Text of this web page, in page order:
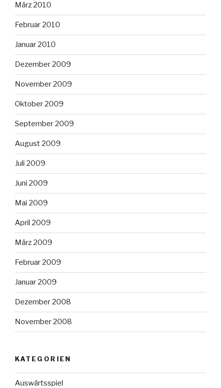
März 2010
Februar 2010
Januar 2010
Dezember 2009
November 2009
Oktober 2009
September 2009
August 2009
Juli 2009
Juni 2009
Mai 2009
April 2009
März 2009
Februar 2009
Januar 2009
Dezember 2008
November 2008
KATEGORIEN
Auswärtsspiel